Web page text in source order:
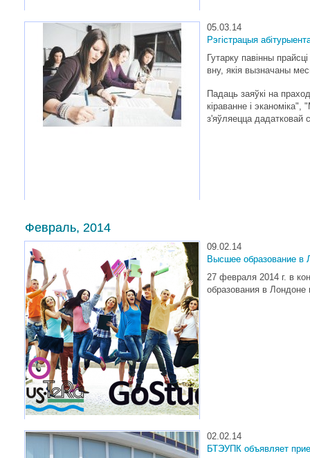
05.03.14
Рэгістрацыя
Гутарку павінны
вну, якія вызначаны
Падаць заяўкі на
кіраванне і
з'яўляецца
Февраль, 2014
09.02.14
Высшее образование в
27 февраля 2014 г. в
образования в
02.02.14
БТЭУПК объявляет